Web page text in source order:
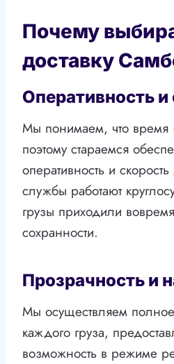
Почему
доставку
Оперативность и
Мы понимаем, что время
поэтому стараемся
оперативность и
службы работают
грузы приходили
сохранности.
Прозрачность и
Мы осуществляем
каждого груза,
возможность в режиме